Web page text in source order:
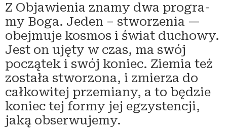
Z Objawienia zna­my dwa pro­gra­
my Boga. Jeden – stwo­rze­nia —
obej­mu­je kosmos i świat ducho­wy.
Jest on uję­ty w czas, ma swój
począ­tek i swój koniec. Ziemia też
zosta­ła stwo­rzo­na, i zmie­rza do
cał­ko­wi­tej prze­mia­ny, a to będzie
koniec tej for­my jej egzy­sten­cji,
jaką obserwujemy.